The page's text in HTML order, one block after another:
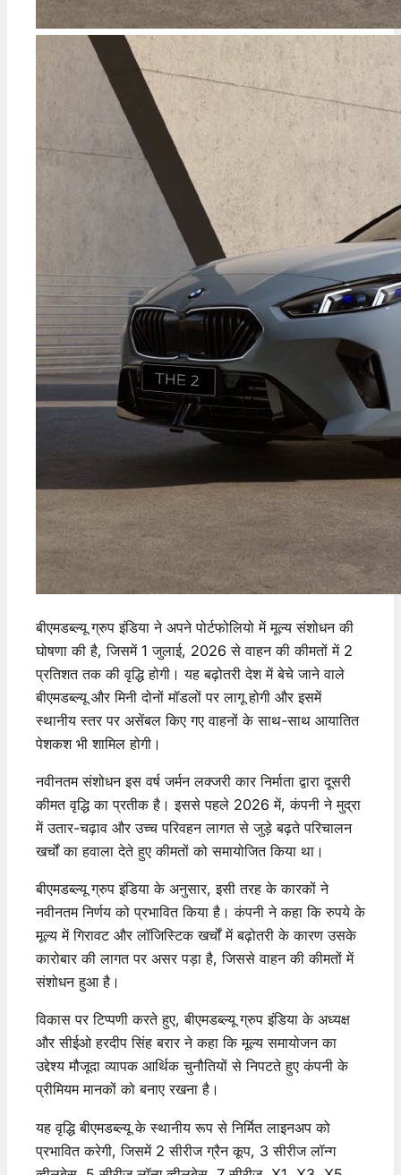
बीएमडब्ल्यू ग्रुप इंडिया ने अपने पोर्टफोलियो में मूल्य संशोधन की
घोषणा की है, जिसमें 1 जुलाई, 2026 से वाहन की कीमतों में 2
प्रतिशत तक की वृद्धि होगी। यह बढ़ोतरी देश में बेचे जाने वाले
बीएमडब्ल्यू और मिनी दोनों मॉडलों पर लागू होगी और इसमें
स्थानीय स्तर पर असेंबल किए गए वाहनों के साथ-साथ आयातित
पेशकश भी शामिल होगी।
नवीनतम संशोधन इस वर्ष जर्मन लक्जरी कार निर्माता द्वारा दूसरी
कीमत वृद्धि का प्रतीक है। इससे पहले 2026 में, कंपनी ने मुद्रा
में उतार-चढ़ाव और उच्च परिवहन लागत से जुड़े बढ़ते परिचालन
खर्चों का हवाला देते हुए कीमतों को समायोजित किया था।
बीएमडब्ल्यू ग्रुप इंडिया के अनुसार, इसी तरह के कारकों ने
नवीनतम निर्णय को प्रभावित किया है। कंपनी ने कहा कि रुपये के
मूल्य में गिरावट और लॉजिस्टिक खर्चों में बढ़ोतरी के कारण उसके
कारोबार की लागत पर असर पड़ा है, जिससे वाहन की कीमतों में
संशोधन हुआ है।
विकास पर टिप्पणी करते हुए, बीएमडब्ल्यू ग्रुप इंडिया के अध्यक्ष
और सीईओ हरदीप सिंह बरार ने कहा कि मूल्य समायोजन का
उद्देश्य मौजूदा व्यापक आर्थिक चुनौतियों से निपटते हुए कंपनी के
प्रीमियम मानकों को बनाए रखना है।
यह वृद्धि बीएमडब्ल्यू के स्थानीय रूप से निर्मित लाइनअप को
प्रभावित करेगी, जिसमें 2 सीरीज ग्रैन कूप, 3 सीरीज लॉन्ग